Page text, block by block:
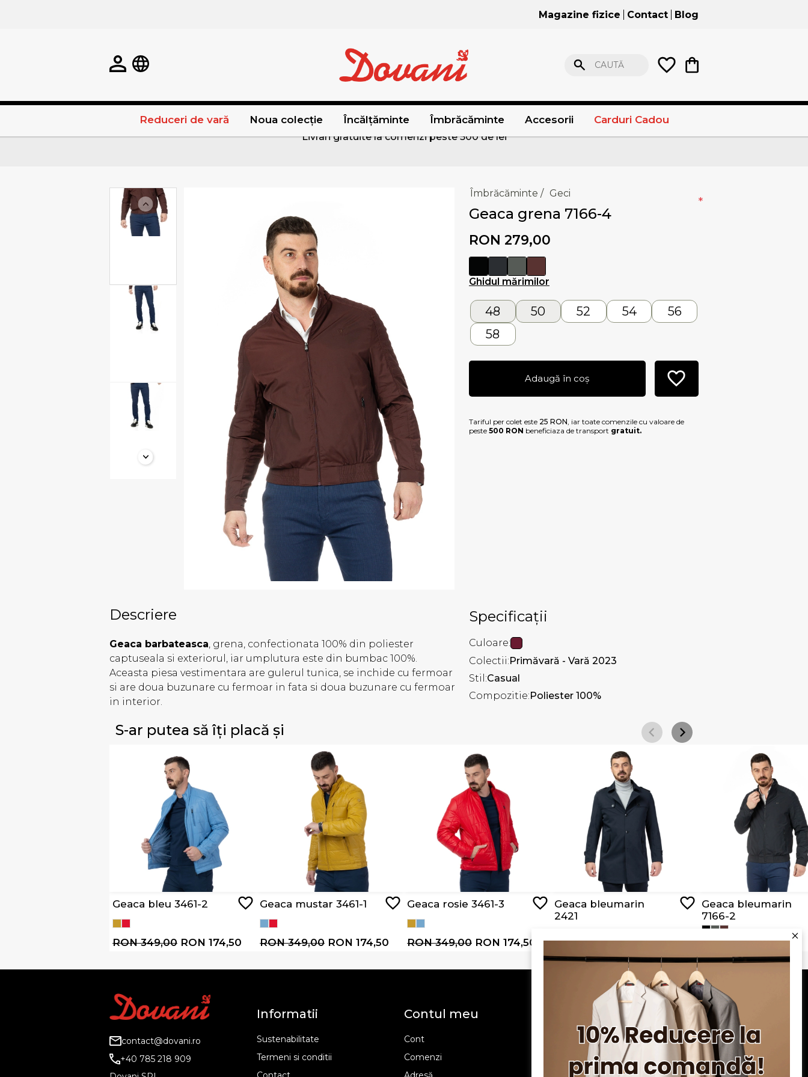
Magazine fizice Contact Blog
CAUTĂ
Reduceri de vară Noua colecție Încălțăminte Îmbrăcăminte Accesorii Carduri Cadou
Livrari gratuite la comenzi peste 500 de lei
Îmbrăcăminte / Geci
Geaca grena 7166-4
RON 279,00
Ghidul mărimilor
*
48 50 52 54
56
58
Adaugă în coș
Tariful per colet este 25 RON , iar toate comenzile cu valoare de
peste 500 RON beneficiaza de transport gratuit.
Descriere
Geaca barbateasca, grena, confectionata 100% din poliester
captuseala si exteriorul, iar umplutura este din bumbac 100%.
Aceasta piesa vestimentara are gulerul tunica, se inchide cu fermoar
si are doua buzunare cu fermoar in fata si doua buzunare cu fermoar
in interior.
Specificații
Culoare:
Colectii:Primăvară - Vară 2023
Stil:Casual
Compozitie:Poliester 100%
S-ar putea să îți placă și
Geaca bleu 3461-2
RON 349,00 RON 174,50
Geaca mustar 3461-1
RON 349,00 RON 174,50
Geaca rosie 3461-3
RON 349,00 RON 174,50
Geaca bleumarin
2421
RON 449,00
Geaca bleumarin
7166-2
RON 279,00
contact@dovani.ro
+40 785 218 909
Informatii
Sustenabilitate
Termeni si conditii
Contul meu
Cont
Comenzi
Serviciu clienți
Apariții în presă